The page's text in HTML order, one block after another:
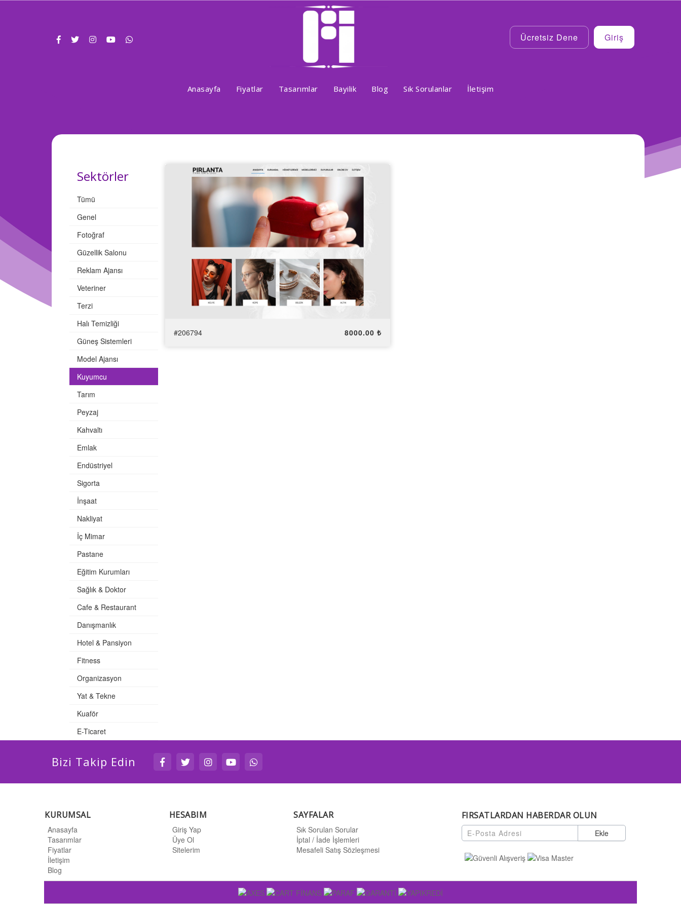
Ücretsiz Dene Giriş
Anasayfa Fiyatlar Tasarımlar Bayilik Blog Sık Sorulanlar İletişim
Sektörler
Tümü
Genel
Fotoğraf
Güzellik Salonu
Reklam Ajansı
Veteriner
Terzi
Halı Temizliği
Güneş Sistemleri
Model Ajansı
Kuyumcu
Tarım
Peyzaj
Kahvaltı
Emlak
Endüstriyel
Sigorta
İnşaat
Nakliyat
İç Mimar
Pastane
Eğitim Kurumları
Sağlık & Doktor
Cafe & Restaurant
Danışmanlık
Hotel & Pansiyon
Fitness
Organizasyon
Yat & Tekne
Kuaför
E-Ticaret
#206794 8000.00 ₺
Bizi Takip Edin
KURUMSAL
Anasayfa
Tasarımlar
Fiyatlar
İletişim
Blog
HESABIM
Giriş Yap
Üye Ol
Sitelerim
SAYFALAR
Sık Sorulan Sorular
İptal / İade İşlemleri
Mesafeli Satış Sözleşmesi
FIRSATLARDAN HABERDAR OLUN
Ekle